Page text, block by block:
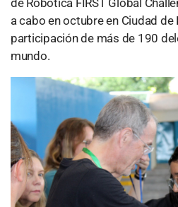
de Robótica FIRST Global
a cabo en octubre en Ciudad de
participación de más de 190
mundo.